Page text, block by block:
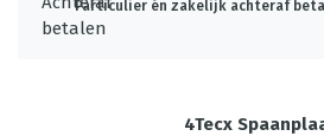
Particulier én zakelijk achteraf
4Tecx